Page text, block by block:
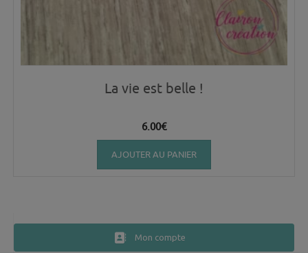
La vie est belle !
6.00€
AJOUTER AU PANIER
Mon compte